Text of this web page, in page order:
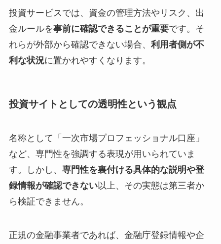
投資サービスでは、資金の管理方法やリスク、出
金ルールを事前に確認できることが重要です。そ
れらが外部から確認できない場合、 利用者側が不
利な状況に置かれやすくなります。
投資サイトとしての透明性という観点
名称として「一次市場プロフェッショナル口座」
など、専門性を強調する表現が用いられていま
す。しかし、 専門性を裏付ける具体的な説明や登
録情報が確認できない以上、その実態は第三者か
ら検証できません。
正規の金融事業者であれば、金融庁登録情報や企